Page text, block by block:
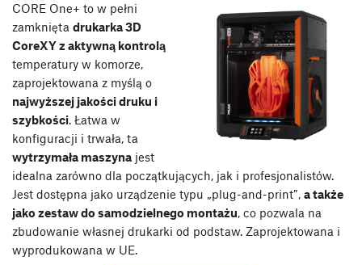
CORE One+ to w pełni
zamknięta drukarka 3D
CoreXY z aktywną kontrolą
temperatury w komorze,
zaprojektowana z myślą o
najwyższej jakości druku i
szybkości. Łatwa w
konfiguracji i trwała, ta
wytrzymała maszyna jest
idealna zarówno dla początkujących, jak i profesjonalistów.
Jest dostępna jako urządzenie typu „plug-and-print”, a także
jako zestaw do samodzielnego montażu, co pozwala na
zbudowanie własnej drukarki od podstaw. Zaprojektowana i
wyprodukowana w UE.